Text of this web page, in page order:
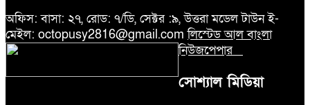
অফিস: বাসা: ২৭, রোড: ৭/ডি, সেক্টর :৯, উত্তরা মডেল টাউন ই-
মেইল: octopusy2816@gmail.comলিস্টেড আল বাংলা
নিউজপেপার
সোশ্যাল মিডিয়া